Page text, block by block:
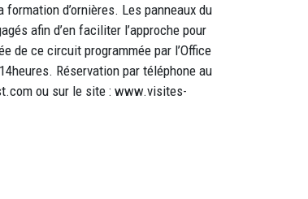
d’ornières. Les panneaux du
afin d’en faciliter l’approche pour
de ce circuit programmée par l’Office
Réservation par téléphone au
ou sur le site : www.visites-